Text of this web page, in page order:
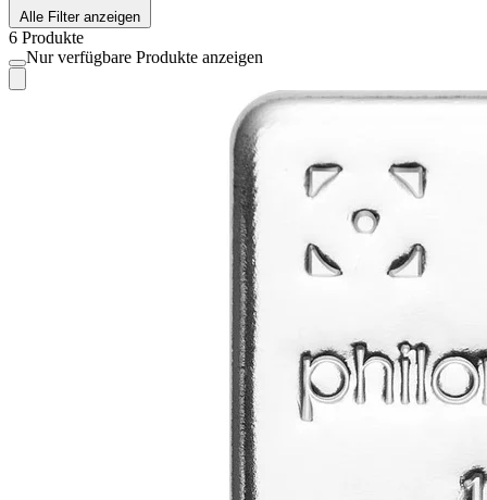
Alle Filter anzeigen
6 Produkte
Nur verfügbare Produkte anzeigen